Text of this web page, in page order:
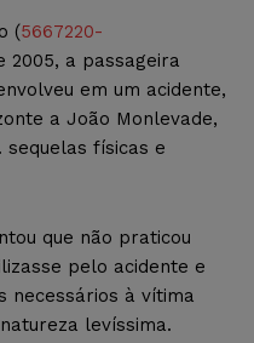
(5667220-
2005, a passageira
em um acidente,
a João Monlevade,
sequelas físicas e
que não praticou
pelo acidente e
necessários à vítima
levíssima.